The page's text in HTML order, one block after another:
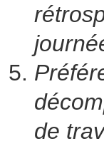
de